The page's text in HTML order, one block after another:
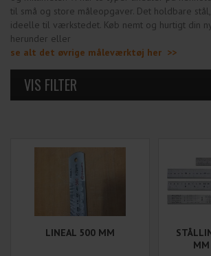
til små og store måleopgaver. Det holdbare
ideelle til værkstedet. Køb nemt og hurtigt din
herunder eller
se alt det øvrige måleværktøj her >>
LINEAL 500 MM